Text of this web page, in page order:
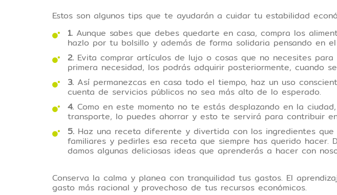
Estos son algunos tips que te ayudarán a cuidar tu estabilidad
1. Aunque sabes que debes quedarte en casa, compra los
hazlo por tu bolsillo y además de forma solidaria pensando en
2. Evita comprar artículos de lujo o cosas que no necesites
primera necesidad, los podrás adquirir posteriormente, cuando
3. Así permanezcas en casa todo el tiempo, haz un uso
cuenta de servicios públicos no sea más alto de lo esperado.
4. Como en este momento no te estás desplazando en la
transporte, lo puedes ahorrar y esto te servirá para contribuir
5. Haz una receta diferente y divertida con los ingredientes
familiares y pedirles esa receta que siempre has querido
damos algunas deliciosas ideas que aprenderás a hacer con
Conserva la calma y planea con tranquilidad tus gastos. El
gasto más racional y provechoso de tus recursos económicos.